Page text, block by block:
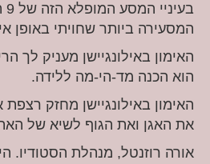
המסעירה ביותר שחויתי באופן
האימון באילונגיישן מעניק לך
הוא הכנה מד-הי-מה ללידה.
האימון באילונגיישן מחזק רצפת
את האגן ואת הגוף לשיא של
אורה רוזנטל, מנהלת הסטודיו.